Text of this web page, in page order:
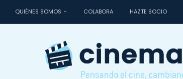
QUIÉNES SOMOS COLABORA HAZTE SOCIO